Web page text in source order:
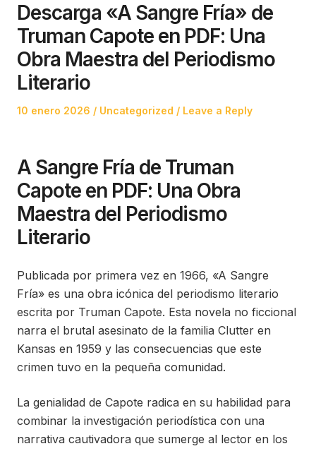
Descarga «A Sangre Fría» de
Truman Capote en PDF: Una
Obra Maestra del Periodismo
Literario
Posted
10 enero 2026
Posted
Uncategorized Leave a Reply
A Sangre Fría de Truman
Capote en PDF: Una Obra
Maestra del Periodismo
Literario
Publicada por primera vez en 1966, «A Sangre
Fría» es una obra icónica del periodismo literario
escrita por Truman Capote. Esta novela no ficcional
narra el brutal asesinato de la familia Clutter en
Kansas en 1959 y las consecuencias que este
crimen tuvo en la pequeña comunidad.
La genialidad de Capote radica en su habilidad para
combinar la investigación periodística con una
narrativa cautivadora que sumerge al lector en los